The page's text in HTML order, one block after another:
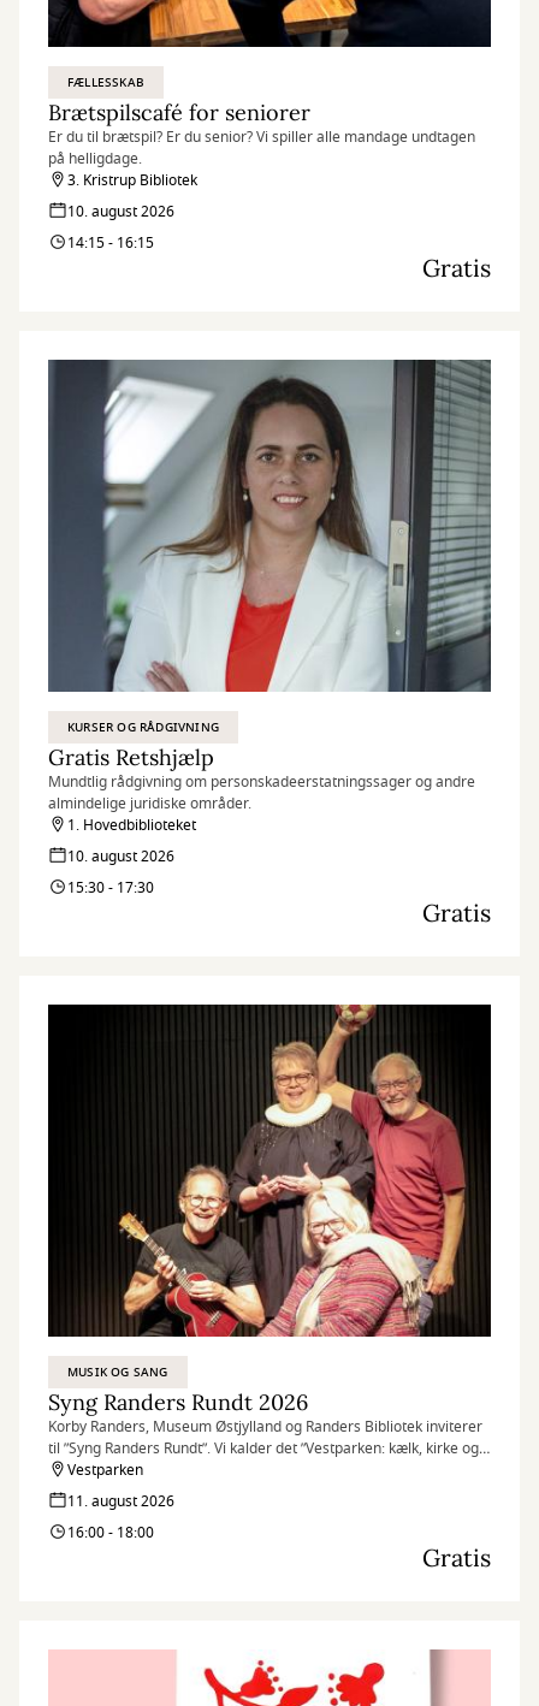
FÆLLESSKAB
Brætspilscafé for seniorer
Er du til brætspil? Er du senior? Vi spiller alle mandage undtagen
på helligdage.
3. Kristrup Bibliotek
10. august 2026
14:15 - 16:15
Gratis
KURSER OG RÅDGIVNING
Gratis Retshjælp
Mundtlig rådgivning om personskadeerstatningssager og andre
almindelige juridiske områder.
1. Hovedbiblioteket
10. august 2026
15:30 - 17:30
Gratis
MUSIK OG SANG
Syng Randers Rundt 2026
Korby Randers, Museum Østjylland og Randers Bibliotek inviterer
til ”Syng Randers Rundt”. Vi kalder det ”Vestparken: kælk, kirke og
kampe!”
Det gælder derfor området i og omkring Vestparken med kort
afstand mellem de 10 sangstoppesteder, så man i ro og mag kan
nå rundt.
Vestparken
11. august 2026
16:00 - 18:00
Gratis